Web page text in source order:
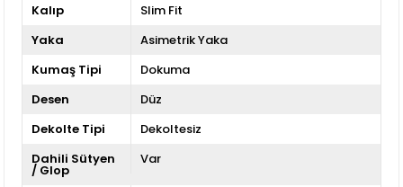
Kalıp
Slim Fit
Yaka
Asimetrik Yaka
Kumaş Tipi
Dokuma
Desen
Düz
Dekolte Tipi
Dekoltesiz
Dahili Sütyen
/ Glop
Var